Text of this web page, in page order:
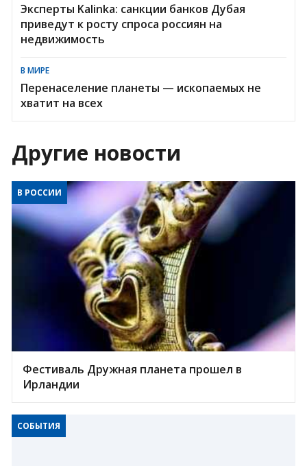
Эксперты Kalinka: санкции банков Дубая
приведут к росту спроса россиян на
недвижимость
В МИРЕ
Перенаселение планеты — ископаемых не
хватит на всех
Другие новости
В РОССИИ
Фестиваль Дружная планета прошел в
Ирландии
СОБЫТИЯ